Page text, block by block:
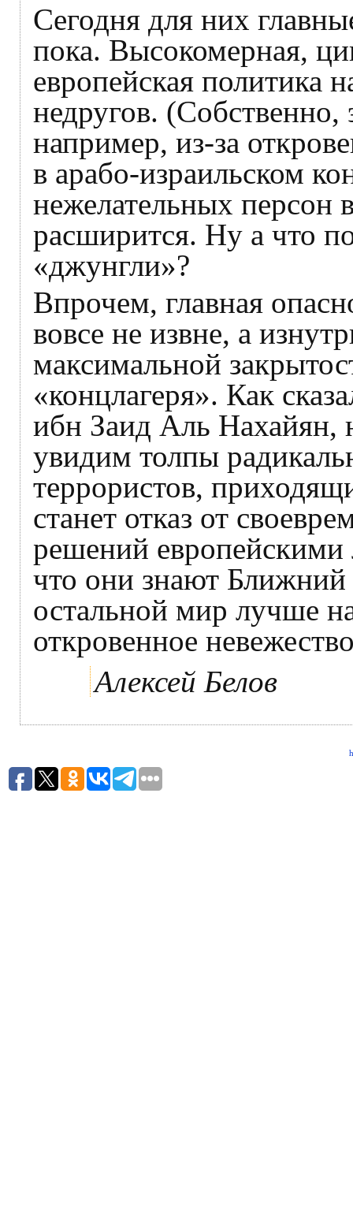
Сегодня для них
пока. Высокомерная,
европейская политика
недругов. (Собственно,
например, из-за
в арабо-израильском
нежелательных персон
расширится. Ну а что
«джунгли»?
Впрочем, главная
вовсе не извне, а
максимальной
«концлагеря». Как
ибн Заид Аль Нахайян,
увидим толпы
террористов,
станет отказ от
решений европейскими
что они знают Ближний
остальной мир лучше
откровенное
Алексей Белов